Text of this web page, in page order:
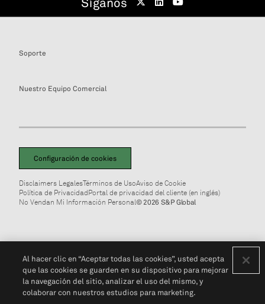
Soporte
Nuestro Equipo Comercial
Configuración de cookies
Disclaimers LegalesTérminos de UsoAviso de Cookie
Política de PrivacidadPortal de privacidad del cliente (en inglés)
No Vendan Mi Información Personal© 2026 S&P Global
Al hacer clic en “Aceptar todas las cookies”, usted acepta
que las cookies se guarden en su dispositivo para mejorar
la navegación del sitio, analizar el uso del mismo, y
colaborar con nuestros estudios para marketing.